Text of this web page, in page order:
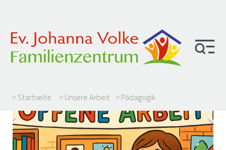
> Startseite > Unsere Arbeit > Pädagogik